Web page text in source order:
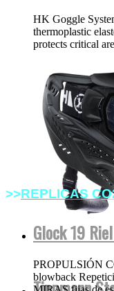
HK Goggle
thermoplastic
protects critical
>>REPLICAS C
Glock 19
PROPULSIÓN
blowback